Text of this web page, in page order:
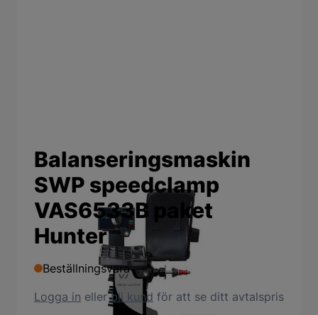
Balanseringsmaskin
SWP speedclamp
VAS6533B paket
Hunter
Beställningsvara
Logga in ellerbli kund för att se ditt avtalspris